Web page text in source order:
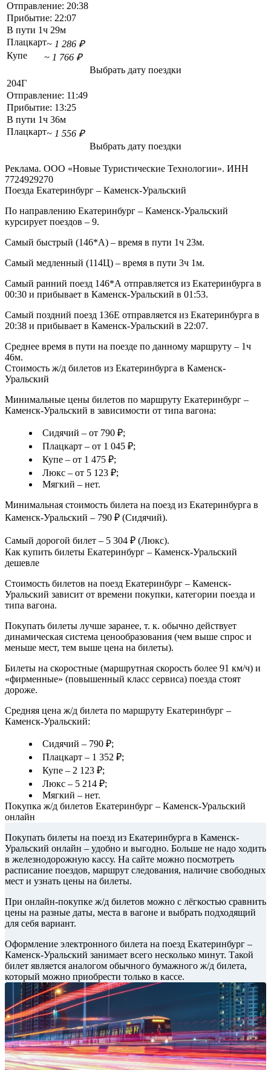
Отправление: 20:38
Прибытие: 22:07
В пути 1ч 29м
Плацкарт~ 1 286 ₽
Купе
~ 1 766 ₽
Выбрать дату поездки
204Г
Отправление: 11:49
Прибытие: 13:25
В пути 1ч 36м
Плацкарт~ 1 556 ₽
Выбрать дату поездки
Реклама. ООО «Новые Туристические Технологии». ИНН
7724929270
Поезда Екатеринбург – Каменск-Уральский
По направлению Екатеринбург – Каменск-Уральский
курсирует поездов – 9.
Самый быстрый (146*А) – время в пути 1ч 23м.
Самый медленный (114Ц) – время в пути 3ч 1м.
Самый ранний поезд 146*А отправляется из Екатеринбурга в
00:30 и прибывает в Каменск-Уральский в 01:53.
Самый поздний поезд 136Е отправляется из Екатеринбурга в
20:38 и прибывает в Каменск-Уральский в 22:07.
Среднее время в пути на поезде по данному маршруту – 1ч
46м.
Стоимость ж/д билетов из Екатеринбурга в Каменск-
Уральский
Минимальные цены билетов по маршруту Екатеринбург –
Каменск-Уральский в зависимости от типа вагона:
Сидячий – от 790 ₽;
Плацкарт – от 1 045 ₽;
Купе – от 1 475 ₽;
Люкс – от 5 123 ₽;
Мягкий – нет.
Минимальная стоимость билета на поезд из Екатеринбурга в
Каменск-Уральский – 790 ₽ (Сидячий).
Самый дорогой билет – 5 304 ₽ (Люкс).
Как купить билеты Екатеринбург – Каменск-Уральский
дешевле
Стоимость билетов на поезд Екатеринбург – Каменск-
Уральский зависит от времени покупки, категории поезда и
типа вагона.
Покупать билеты лучше заранее, т. к. обычно действует
динамическая система ценообразования (чем выше спрос и
меньше мест, тем выше цена на билеты).
Билеты на скоростные (маршрутная скорость более 91 км/ч) и
«фирменные» (повышенный класс сервиса) поезда стоят
дороже.
Средняя цена ж/д билета по маршруту Екатеринбург –
Каменск-Уральский:
Сидячий – 790 ₽;
Плацкарт – 1 352 ₽;
Купе – 2 123 ₽;
Люкс – 5 214 ₽;
Мягкий – нет.
Покупка ж/д билетов Екатеринбург – Каменск-Уральский
онлайн
Покупать билеты на поезд из Екатеринбурга в Каменск-
Уральский онлайн – удобно и выгодно. Больше не надо ходить
в железнодорожную кассу. На сайте можно посмотреть
расписание поездов, маршрут следования, наличие свободных
мест и узнать цены на билеты.
При онлайн-покупке ж/д билетов можно с лёгкостью сравнить
цены на разные даты, места в вагоне и выбрать подходящий
для себя вариант.
Оформление электронного билета на поезд Екатеринбург –
Каменск-Уральский занимает всего несколько минут. Такой
билет является аналогом обычного бумажного ж/д билета,
который можно приобрести только в кассе.